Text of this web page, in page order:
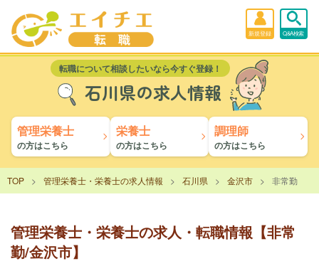
新規登録 Q&A検索
転職について相談したいなら今すぐ登録！
石川県の求人情報
管理栄養士
の方はこちら
栄養士
の方はこちら
調理師
の方はこちら
TOP 管理栄養士・栄養士の求人情報 石川県 金沢市 非常勤
管理栄養士・栄養士の求人・転職情報【非常
勤/金沢市】